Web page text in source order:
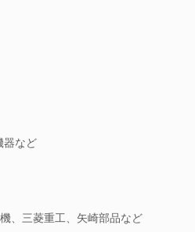
器など
、三菱重工、矢崎部品など